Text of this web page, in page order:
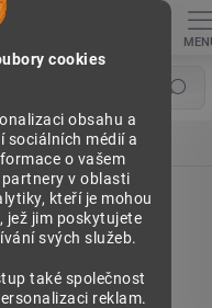
cookies
obsahu a
sociálních médií a
o vašem
v oblasti
kteří je mohou
jež jim poskytujete
svých služeb.
také společnost
reklam.
Hledat